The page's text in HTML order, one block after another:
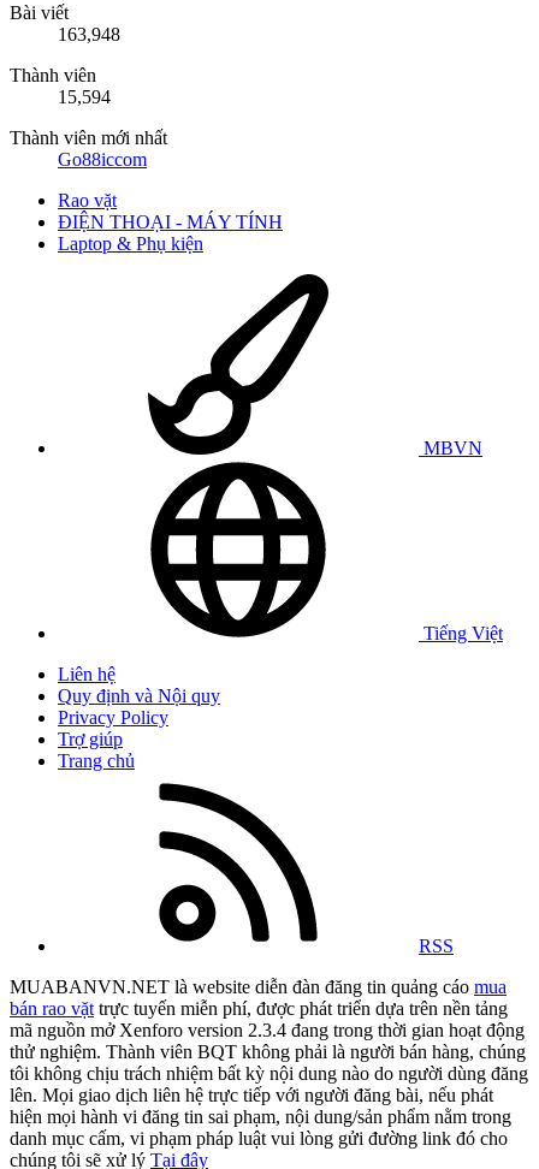
Bài viết
163,948
Thành viên
15,594
Thành viên mới nhất
Go88iccom
Rao vặt
ĐIỆN THOẠI - MÁY TÍNH
Laptop & Phụ kiện
MBVN
Tiếng Việt
Liên hệ
Quy định và Nội quy
Privacy Policy
Trợ giúp
Trang chủ
RSS
MUABANVN.NET là website diễn đàn đăng tin quảng cáo mua
bán rao vặt trực tuyến miễn phí, được phát triển dựa trên nền tảng
mã nguồn mở Xenforo version 2.3.4 đang trong thời gian hoạt động
thử nghiệm. Thành viên BQT không phải là người bán hàng, chúng
tôi không chịu trách nhiệm bất kỳ nội dung nào do người dùng đăng
lên. Mọi giao dịch liên hệ trực tiếp với người đăng bài, nếu phát
hiện mọi hành vi đăng tin sai phạm, nội dung/sản phẩm nằm trong
danh mục cấm, vi phạm pháp luật vui lòng gửi đường link đó cho
chúng tôi sẽ xử lý Tại đây